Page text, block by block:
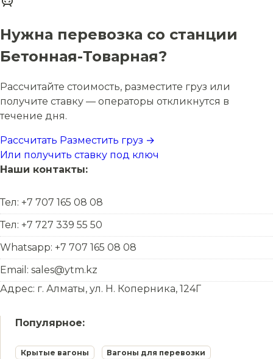
Нужна перевозка со станции
Бетонная-Товарная?
Рассчитайте стоимость, разместите груз или
получите ставку — операторы откликнутся в
течение дня.
Рассчитать Разместить груз →
Или получить ставку под ключ
Наши контакты:
Тел: +7 707 165 08 08
Тел: +7 727 339 55 50
Whatsapp: +7 707 165 08 08
Email: sales@ytm.kz
Адрес: г. Алматы, ул. Н. Коперника, 124Г
Популярное:
Крытые вагоны Вагоны для перевозки